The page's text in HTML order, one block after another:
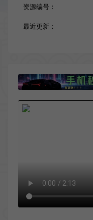
资源编号：
最近更新：